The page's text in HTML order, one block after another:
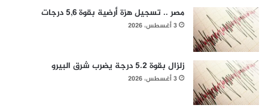
مصر .. تسجيل هزة أرضية بقوة 5,6 درجات
3 أغسطس، 2026
زلزال بقوة 5.2 درجة يضرب شرق البيرو
3 أغسطس، 2026